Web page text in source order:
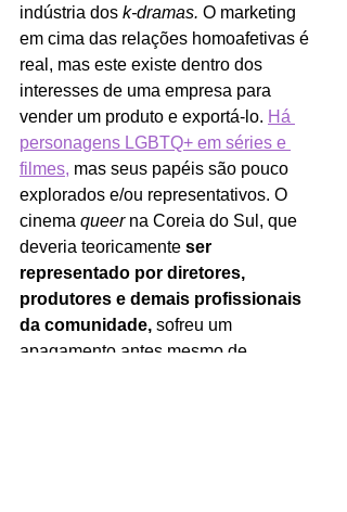
indústria dos k-dramas. O marketing
em cima das relações homoafetivas é
real, mas este existe dentro dos
interesses de uma empresa para
vender um produto e exportá-lo. Há
personagens LGBTQ+ em séries e
filmes, mas seus papéis são pouco
explorados e/ou representativos. O
cinema queer na Coreia do Sul, que
deveria teoricamente ser
representado por diretores,
produtores e demais profissionais
da comunidade, sofreu um
apagamento antes mesmo de